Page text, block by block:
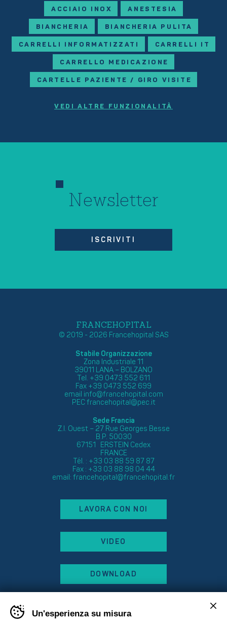
ACCIAIO INOX ANESTESIA
BIANCHERIA BIANCHERIA PULITA
CARRELLI INFORMATIZZATI CARRELLI IT
CARRELLO MEDICAZIONE
CARTELLE PAZIENTE / GIRO VISITE
VEDI ALTRE FUNZIONALITÀ
Newsletter
ISCRIVITI
FRANCEHOPITAL
© 2019 - 2026 Francehopital SAS
Stabile Organizzazione
Zona Industriale 11
39011 LANA – BOLZANO
Tel. +39 0473 552 611
Fax +39 0473 552 699
email info@francehopital.com
PECfrancehopital@pec.it
Sede Francia
Z.I. Ouest – 27 Rue Georges Besse
B.P. 50030
67151 ERSTEIN Cedex
FRANCE
Tél. : +33 03 88 59 87 87
Fax : +33 03 88 98 04 44
email: francehopital@francehopital.fr
LAVORA CON NOI
VIDEO
DOWNLOAD
Un'esperienza su misura